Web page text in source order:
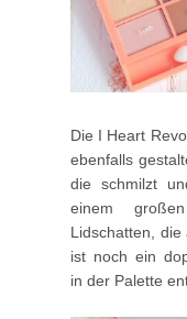
Die I Heart
ebenfalls
die schmilzt
einem
Lidschatten, die
ist noch ein
in der Palette